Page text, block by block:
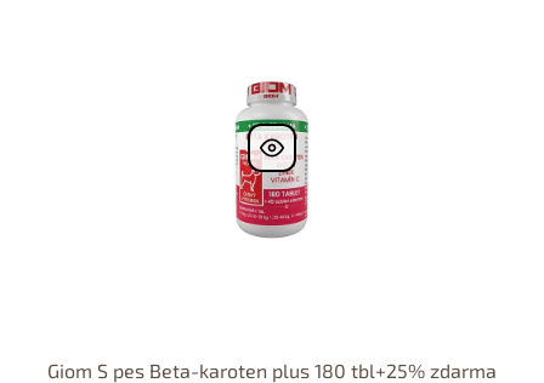
Giom S pes Beta-karoten plus 180 tbl+25% zdarma